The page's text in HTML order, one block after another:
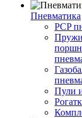
Пневматика
PCP
Пули